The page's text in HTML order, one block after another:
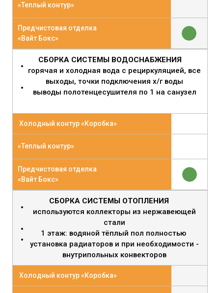
«Теплый контур»
Предчистовая отделка
«Вайт Бокс»
СБОРКА СИСТЕМЫ ВОДОСНАБЖЕНИЯ
горячая и холодная вода с рециркуляцией, все
выходы, точки подключения х/г воды
выводы полотенцесушителя по 1 на санузел
Холодный контур «Коробка»
«Теплый контур»
Предчистовая отделка
«Вайт Бокс»
СБОРКА СИСТЕМЫ ОТОПЛЕНИЯ
используются коллекторы из нержавеющей
стали
1 этаж: водяной тёплый пол полностью
установка радиаторов и при необходимости -
внутрипольных конвекторов
Холодный контур «Коробка»